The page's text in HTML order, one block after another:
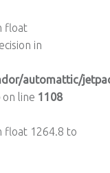
float
in
automattic/
on line 1108
float 1264.8 to